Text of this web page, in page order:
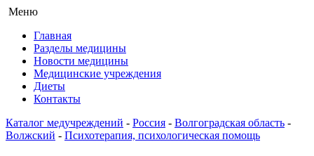
Меню
Главная
Разделы медицины
Новости медицины
Медицинские учреждения
Диеты
Контакты
Каталог медучреждений - Россия - Волгоградская область -
Волжский - Психотерапия, психологическая помощь